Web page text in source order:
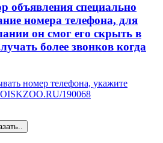
специально
номера телефона, для
он смог его скрыть в
более звонков когда
номер телефона, укажите
190068